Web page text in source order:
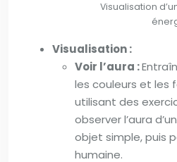
Visualisation
Visualisation :
Voir l’aura :
les couleurs et les
utilisant des
observer l’aura
objet simple, puis
humaine.